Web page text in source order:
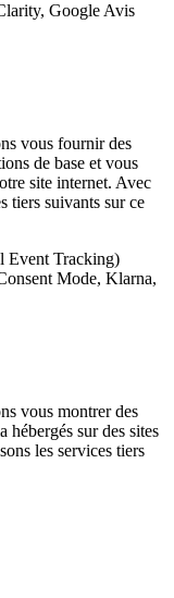
Google Avis
vous fournir des
de base et vous
site internet. Avec
tiers suivants sur ce
Event Tracking)
Mode, Klarna,
vous montrer des
hébergés sur des sites
les services tiers